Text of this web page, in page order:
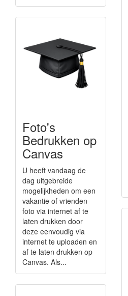
Foto's
Bedrukken op
Canvas
U heeft vandaag de
dag uitgebreide
mogelijkheden om een
vakantie of vrienden
foto via internet af te
laten drukken door
deze eenvoudig via
internet te uploaden en
af te laten drukken op
Canvas. Als...